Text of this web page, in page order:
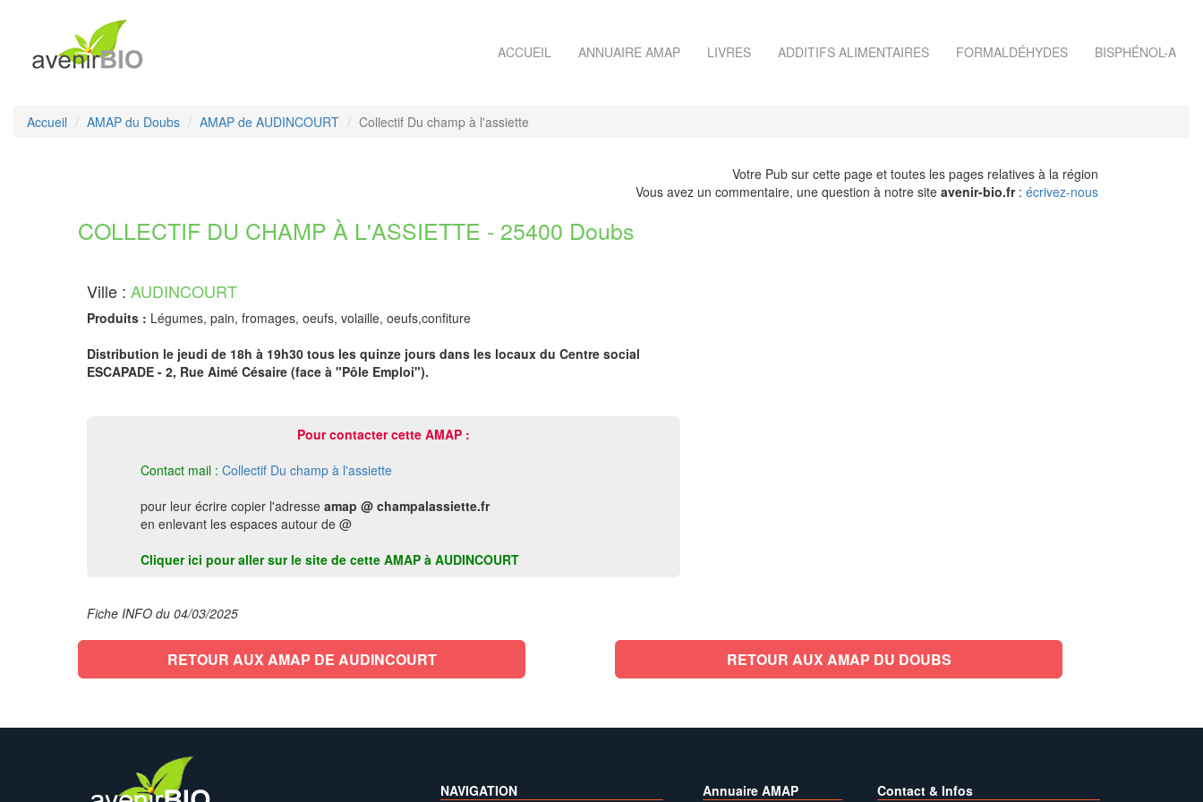
ACCUEIL ANNUAIRE AMAP LIVRES ADDITIFS ALIMENTAIRES FORMALDÉHYDES BISPHÉNOL-A
Accueil AMAP du Doubs AMAP de AUDINCOURT Collectif Du champ à l'assiette
Votre Pub sur cette page et toutes les pages relatives à la région
Vous avez un commentaire, une question à notre site avenir-bio.fr: écrivez-nous
COLLECTIF DU CHAMP À L'ASSIETTE - 25400 Doubs
Ville : AUDINCOURT
Produits : Légumes, pain, fromages, oeufs, volaille, oeufs,confiture
Distribution le jeudi de 18h à 19h30 tous les quinze jours dans les locaux du Centre social
ESCAPADE - 2, Rue Aimé Césaire (face à "Pôle Emploi").
Pour contacter cette AMAP :
Contact mail : Collectif Du champ à l'assiette
pour leur écrire copier l'adresse amap @ champalassiette.fr
en enlevant les espaces autour de @
Cliquer ici pour aller sur le site de cette AMAP à AUDINCOURT
Fiche INFO du 04/03/2025
RETOUR AUX AMAP DE AUDINCOURT RETOUR AUX AMAP DU DOUBS
NAVIGATION Annuaire AMAP Contact & Infos